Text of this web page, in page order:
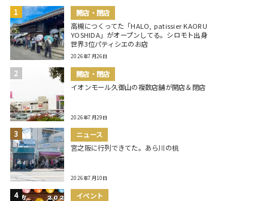
開店・閉店
高槻につくってた「HALO, patissier KAORU
YOSHIDA」がオープンしてる。シロモト出身
世界3位パティシエのお店
2026年7月26日
開店・閉店
イオンモール久御山の複数店舗が開店＆閉店
2026年7月29日
ニュース
宮之阪に行列できてた。あら川の桃
2026年7月10日
イベント